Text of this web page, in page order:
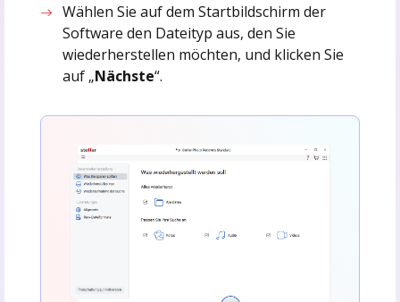
Wählen Sie auf dem Startbildschirm der
Software den Dateityp aus, den Sie
wiederherstellen möchten, und klicken Sie
auf „Nächste“.